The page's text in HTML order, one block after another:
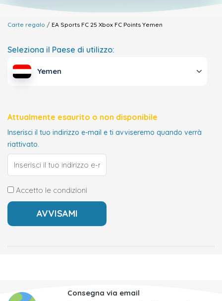
Carte regalo EA Sports FC 25 Xbox FC Points Yemen
Seleziona il Paese di utilizzo:
Yemen
Attualmente esaurito o non disponibile
Inserisci il tuo indirizzo e-mail e ti avviseremo quando verrà
riattivato.
Accetto le condizioni
Consegna via email